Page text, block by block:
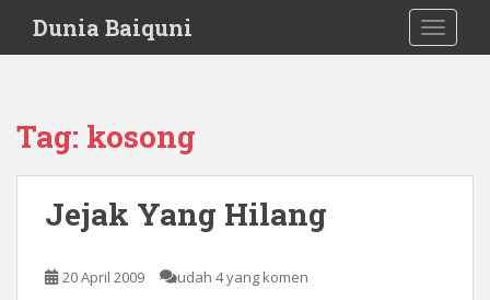
i
Dunia Baiquni
Tag: kosong
Jejak Yang Hilang
20 April 2009 udah 4 yang komen